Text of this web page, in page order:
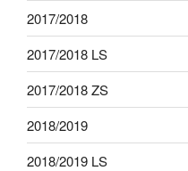
2017/2018
2017/2018 LS
2017/2018 ZS
2018/2019
2018/2019 LS